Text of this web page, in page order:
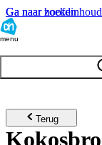
Ga naar hoofdinhoud
Ga naar zoeken
menu
Terug